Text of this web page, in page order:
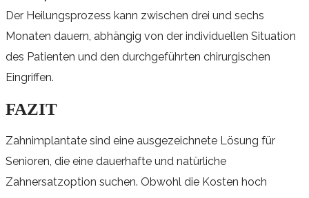
Der Heilungsprozess kann zwischen drei und sechs
Monaten dauern, abhängig von der individuellen Situation
des Patienten und den durchgeführten chirurgischen
Eingriffen.
FAZIT
Zahnimplantate sind eine ausgezeichnete Lösung für
Senioren, die eine dauerhafte und natürliche
Zahnersatzoption suchen. Obwohl die Kosten hoch